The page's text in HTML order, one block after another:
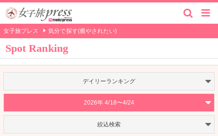
女子旅プレス 気分で探す(癒やされたい)
Spot Ranking
デイリーランキング
2026年 4/18〜4/24
絞込検索